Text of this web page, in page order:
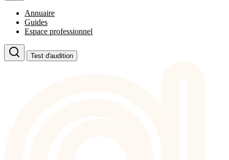
Annuaire
Guides
Espace professionnel
Test d'audition